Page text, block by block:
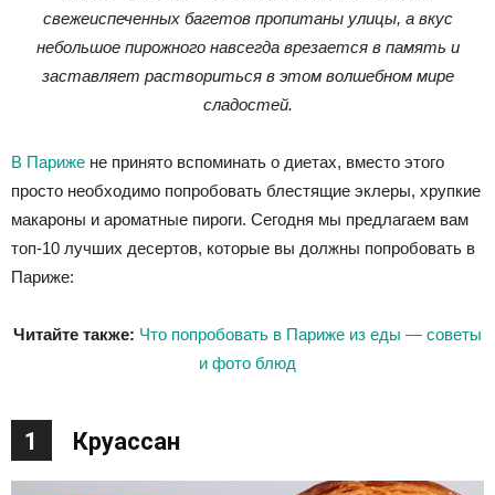
свежеиспеченных багетов пропитаны улицы, а вкус
небольшое пирожного навсегда врезается в память и
заставляет раствориться в этом волшебном мире
сладостей.
В Париже не принято вспоминать о диетах, вместо этого
просто необходимо попробовать блестящие эклеры, хрупкие
макароны и ароматные пироги. Сегодня мы предлагаем вам
топ-10 лучших десертов, которые вы должны попробовать в
Париже:
Читайте также: Что попробовать в Париже из еды — советы
и фото блюд
1 Круассан